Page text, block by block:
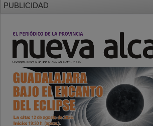
PUBLICIDAD